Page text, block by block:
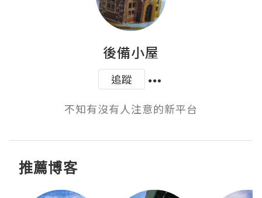
後備小屋
追蹤
不知有沒有人注意的新平台
推薦博客